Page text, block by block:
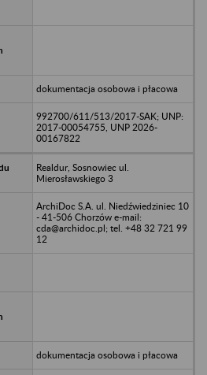
dokumentacja osobowa i płacowa
992700/611/513/2017-SAK; UNP:
2017-00054755, UNP 2026-
00167822
Realdur, Sosnowiec ul.
Mierosławskiego 3
ArchiDoc S.A. ul. Niedźwiedziniec 10
- 41-506 Chorzów e-mail:
cda@archidoc.pl; tel. +48 32 721 99
12
dokumentacja osobowa i płacowa